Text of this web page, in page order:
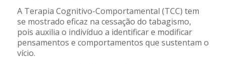
A Terapia Cognitivo-Comportamental (TCC) tem
se mostrado eficaz na cessação do tabagismo,
pois auxilia o indivíduo a identificar e modificar
pensamentos e comportamentos que sustentam o
vício.